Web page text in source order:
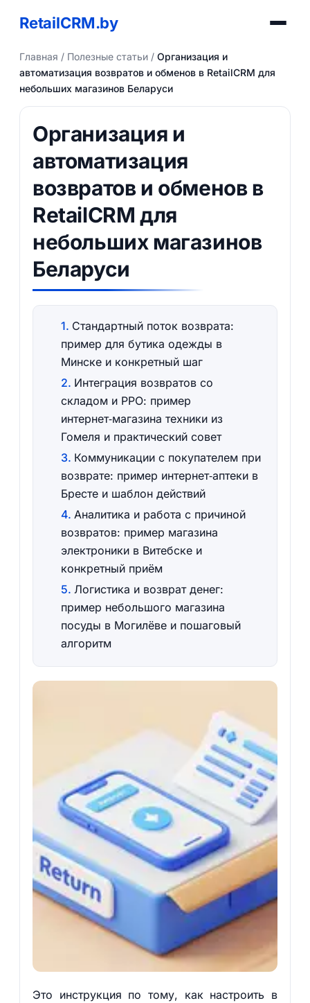
RetailCRM.by
Главная / Полезные статьи/ Организация и
автоматизация возвратов и обменов в RetailCRM для
небольших магазинов Беларуси
Организация и
автоматизация
возвратов и обменов в
RetailCRM для
небольших магазинов
Беларуси
Стандартный поток возврата:
пример для бутика одежды в
Минске и конкретный шаг
Интеграция возвратов со
складом и РРО: пример
интернет‑магазина техники из
Гомеля и практический совет
Коммуникации с покупателем при
возврате: пример интернет‑аптеки в
Бресте и шаблон действий
Аналитика и работа с причиной
возвратов: пример магазина
электроники в Витебске и
конкретный приём
Логистика и возврат денег:
пример небольшого магазина
посуды в Могилёве и пошаговый
алгоритм
Это инструкция по тому, как настроить в